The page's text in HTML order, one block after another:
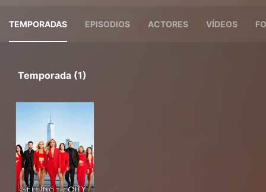
TEMPORADAS EPISODIOS ACTORES VÍDEOS
Temporada (1)